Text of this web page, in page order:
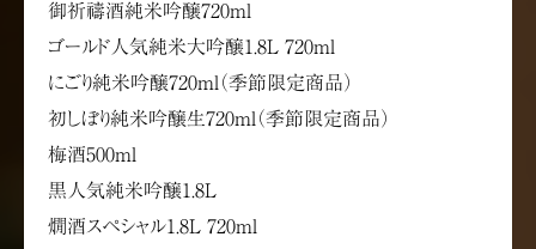
御祈禱酒純米吟醸720ml
ゴールド人気純米大吟醸1.8L 720ml
にごり純米吟醸720ml（季節限定商品）
初しぼり純米吟醸生720ml（季節限定商品）
梅酒500ml
黒人気純米吟醸1.8L
燗酒スペシャル1.8L 720ml